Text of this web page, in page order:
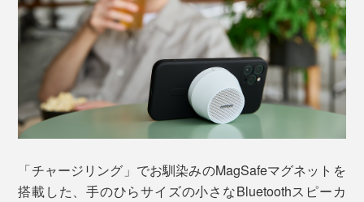
「チャージリング」でお馴染みのMagSafeマグネットを
搭載した、手のひらサイズの小さなBluetoothスピーカ